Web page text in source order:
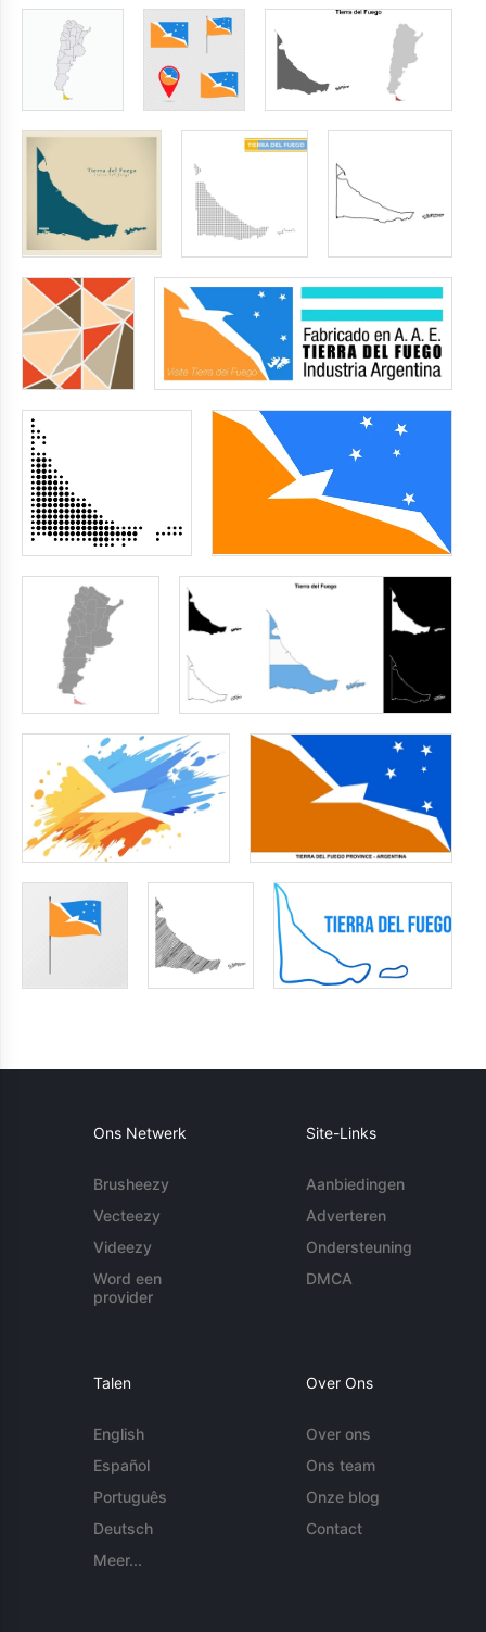
Ons Netwerk
Brusheezy
Vecteezy
Videezy
Word een
provider
Site-Links
Aanbiedingen
Adverteren
Ondersteuning
DMCA
Talen
English
Español
Português
Deutsch
Meer...
Over Ons
Over ons
Ons team
Onze blog
Contact